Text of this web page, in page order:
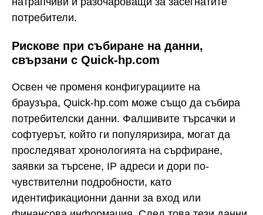
потребители.
Рискове при събиране на данни,
свързани с Quick-hp.com
Освен че променя конфигурациите на
браузъра, Quick-hp.com може също да събира
потребителски данни. Фалшивите търсачки и
софтуерът, който ги популяризира, могат да
проследяват хронологията на сърфиране,
заявки за търсене, IP адреси и дори по-
чувствителни подробности, като
идентификационни данни за вход или